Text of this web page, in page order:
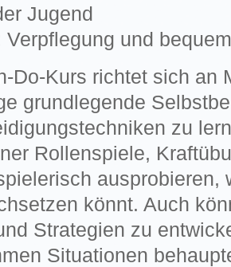
Jugend
Verpflegung und
Do-Kurs richtet sich an
grundlegende
zu
Rollenspiele,
ausprobieren,
könnt. Auch
Strategien zu
Situationen